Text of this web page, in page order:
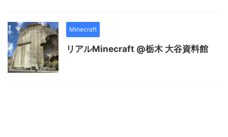
Minecraft
リアルMinecraft @栃木 大谷資料館